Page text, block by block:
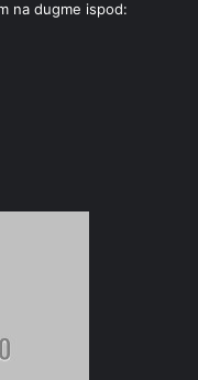
na dugme ispod: